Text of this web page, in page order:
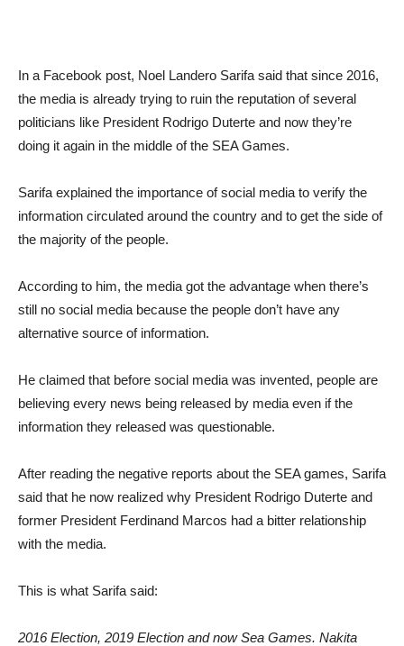
In a Facebook post, Noel Landero Sarifa said that since 2016,
the media is already trying to ruin the reputation of several
politicians like President Rodrigo Duterte and now they’re
doing it again in the middle of the SEA Games.
Sarifa explained the importance of social media to verify the
information circulated around the country and to get the side of
the majority of the people.
According to him, the media got the advantage when there’s
still no social media because the people don’t have any
alternative source of information.
He claimed that before social media was invented, people are
believing every news being released by media even if the
information they released was questionable.
After reading the negative reports about the SEA games, Sarifa
said that he now realized why President Rodrigo Duterte and
former President Ferdinand Marcos had a bitter relationship
with the media.
This is what Sarifa said:
2016 Election, 2019 Election and now Sea Games. Nakita